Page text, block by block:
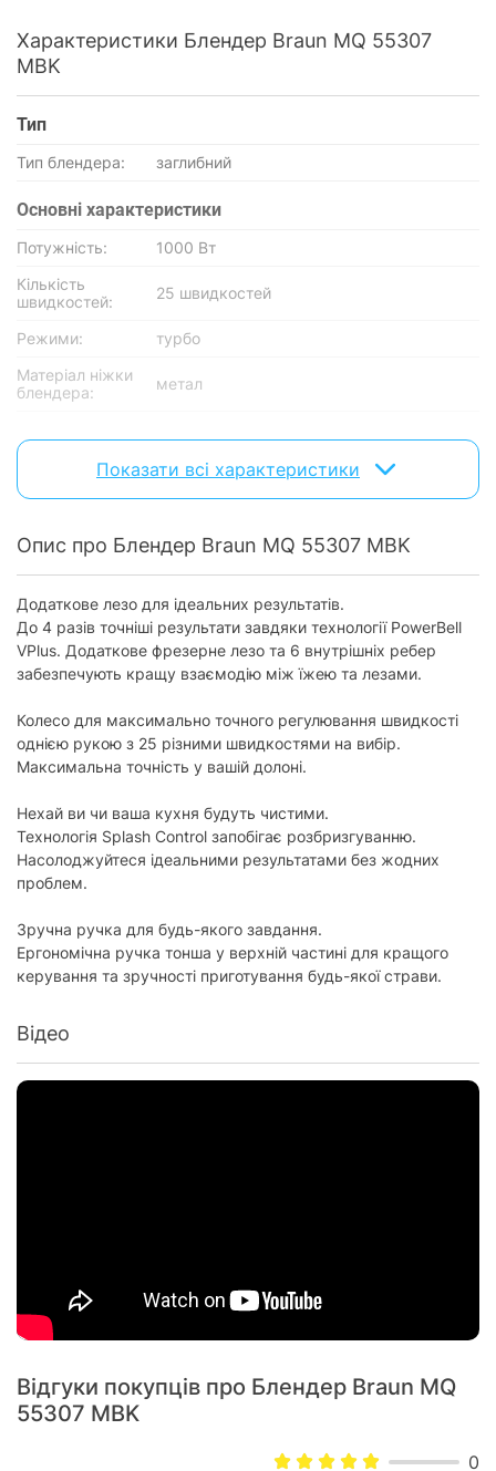
Характеристики Блендер Braun MQ 55307
MBK
Тип
Тип блендера: заглибний
Основнi характеристики
Потужність:
1000 Вт
Кількість
швидкостей:
25 швидкостей
Режими:
турбо
Матеріал ніжки
блендера:
метал
Подрібнювачі
подрібнювача:
маленького
500 мл
Матеріал чаші: пластик
Насадки та приладдя
Додатково
Використовувані
технології:
EasyClick Plus, PowerBell Plus,
SplashControl
Фізичні характеристики
Комплектація
Комплектація:
Показати всі характеристики
Опис про Блендер Braun MQ 55307 MBK
Додаткове лезо для ідеальних результатів.
До 4 разів точніші результати завдяки технології PowerBell
VPlus. Додаткове фрезерне лезо та 6 внутрішніх ребер
забезпечують кращу взаємодію між їжею та лезами.
Колесо для максимально точного регулювання швидкості
однією рукою з 25 різними швидкостями на вибір.
Максимальна точність у вашій долоні.
Нехай ви чи ваша кухня будуть чистими.
Технологія Splash Control запобігає розбризгуванню.
Насолоджуйтеся ідеальними результатами без жодних
проблем.
Зручна ручка для будь-якого завдання.
Ергономічна ручка тонша у верхній частині для кращого
керування та зручності приготування будь-якої страви.
Відео
Відгуки покупців про Блендер Braun MQ
55307 MBK
0